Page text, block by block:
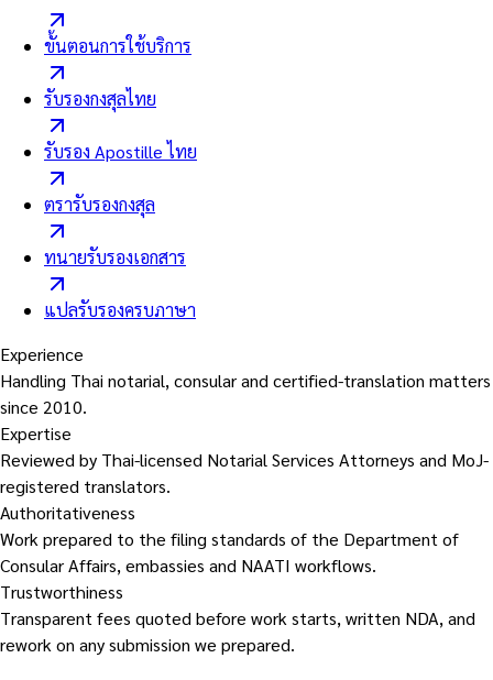
ขั้นตอนการใช้บริการ
รับรองกงสุลไทย
รับรอง Apostille ไทย
ตรารับรองกงสุล
ทนายรับรองเอกสาร
แปลรับรองครบภาษา
Experience
Handling Thai notarial, consular and certified-translation matters
since 2010.
Expertise
Reviewed by Thai-licensed Notarial Services Attorneys and MoJ-
registered translators.
Authoritativeness
Work prepared to the filing standards of the Department of
Consular Affairs, embassies and NAATI workflows.
Trustworthiness
Transparent fees quoted before work starts, written NDA, and
rework on any submission we prepared.